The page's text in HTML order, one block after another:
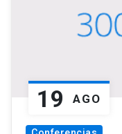
19 AGO